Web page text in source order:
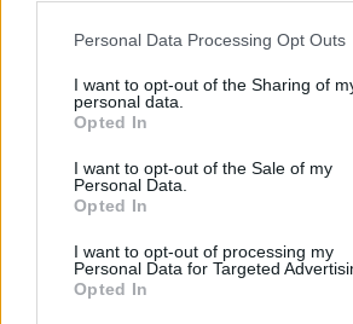
This information may also be disclosed
disclose it to other third parties.
Please note that this website/app uses
services and may gather and store
not limited to your visit or usage
grant or deny consent to Google and its
consent section.
Personal Data Processing Opt Outs
I want to opt-out of the Sharing of
personal data.
Opted In
I want to opt-out of the Sale of my
Personal Data.
Opted In
I want to opt-out of processing my
Personal Data for Targeted
Opted In
InvestirMag
Germania
News Hub UK
Lgbtq News